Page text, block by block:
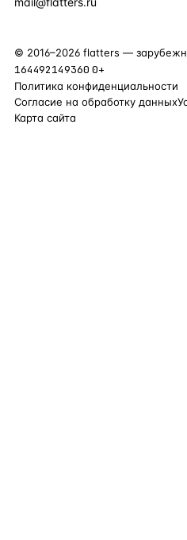
© 2016–2026 flatters —
164492149360 0+
Политика конфиденциальности
Согласие на обработку данных
Карта сайта